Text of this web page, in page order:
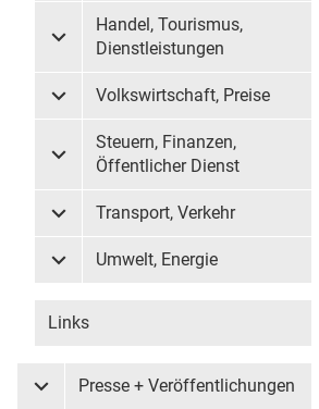
Untermenü Handel, Tourismus,
Handel, Tourismus,
Dienstleistungen
Untermenü Volkswirtschaft, Preise
Volkswirtschaft, Preise
Untermenü Steuern, Finanzen,
Steuern, Finanzen,
Öffentlicher Dienst
Untermenü Transport, Verkehr
Transport, Verkehr
Untermenü Umwelt, Energie
Umwelt, Energie
Links
Untermenü Presse +
Presse + Veröffentlichungen